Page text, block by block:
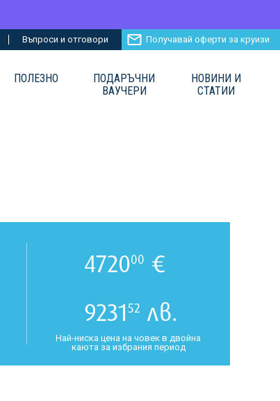
Въпроси и отговори Получавай оферти за круизи
ПОЛЕЗНО
ПОДАРЪЧНИ
ВАУЧЕРИ
НОВИНИ И
СТАТИИ
472000 €
923152 лв.
Най-ниска цена на човек в двойна
каюта за избрания период